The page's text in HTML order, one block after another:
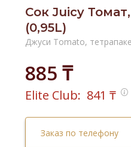
Сок Juicy
(0,95L)
Джуси Tomato,
885 ₸
Elite Club: 841 ₸
Заказ по телефону